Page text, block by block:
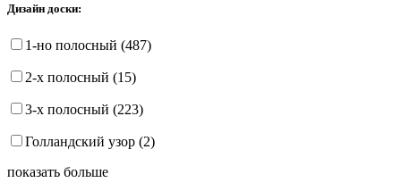
Дизайн доски:
1-но полосный (487)
2-х полосный (15)
3-х полосный (223)
Голландский узор (2)
показать больше